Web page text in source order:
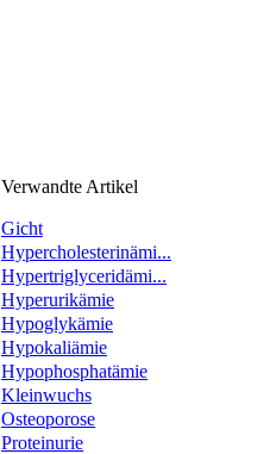
Verwandte Artikel
Gicht
Hypercholesterinämi...
Hypertriglyceridämi...
Hyperurikämie
Hypoglykämie
Hypokaliämie
Hypophosphatämie
Kleinwuchs
Osteoporose
Proteinurie